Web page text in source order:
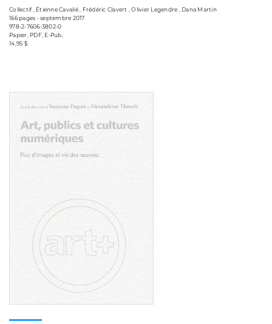
Collectif , Étienne Cavalié , Frédéric Clavert , Olivier Legendre , Dana Martin
166 pages • septembre 2017
978-2-7606-3802-0
Papier, PDF, E-Pub,
14,95 $